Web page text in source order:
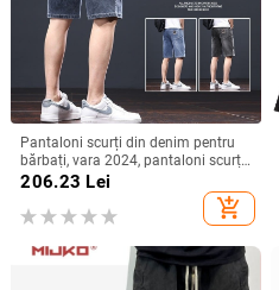
Pantaloni scurți din denim pentru
bărbați, vara 2024, pantaloni scurți
subțiri, drepți, vrac, la modă, casual,
elastici, cu cinci puncte, lungime
medie
206.23 Lei
add_shopping_cart